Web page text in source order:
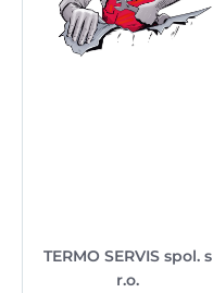
TERMO SERVIS spol. s
r.o.